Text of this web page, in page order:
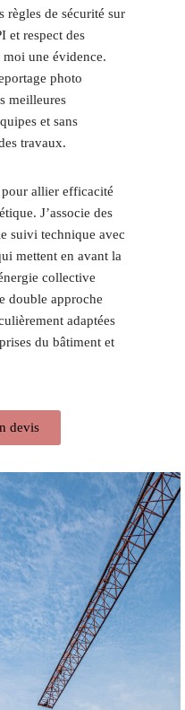
règles de sécurité sur
et respect des
moi une évidence.
photo
meilleures
et sans
travaux.
allier efficacité
J’associe des
suivi technique avec
mettent en avant la
collective
double approche
adaptées
du bâtiment et
devis